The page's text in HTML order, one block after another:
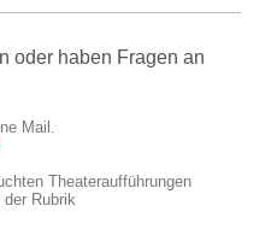
oder haben Fragen an
Mail.
Theateraufführungen
Rubrik